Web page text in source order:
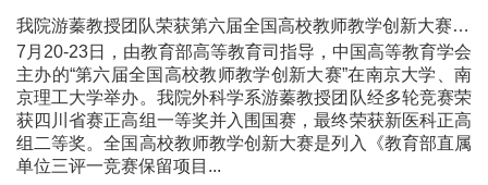
我院游蓁教授团队荣获第六届全国高校教师教学创新大赛二等奖
7月20-23日，由教育部高等教育司指导，中国高等教育学会
主办的“第六届全国高校教师教学创新大赛”在南京大学、南
京理工大学举办。我院外科学系游蓁教授团队经多轮竞赛荣
获四川省赛正高组一等奖并入围国赛，最终荣获新医科正高
组二等奖。全国高校教师教学创新大赛是列入《教育部直属
单位三评一竞赛保留项目...